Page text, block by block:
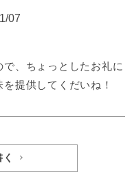
07
、ちょっとしたお礼に
提供してくだいね！